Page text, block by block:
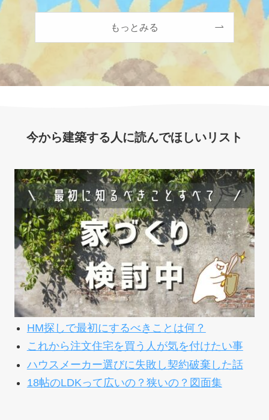
もっとみる
今から建築する人に読んでほしいリスト
HM探しで最初にするべきことは何？
これから注文住宅を買う人が気を付けたい事
ハウスメーカー選びに失敗し契約破棄した話
18帖のLDKって広いの？狭いの？図面集